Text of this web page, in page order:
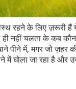
रहने के लिए ज़रूरी
नहीं चलता के कब
पीने में, मगर जो ज़हर
में घोला जा रहा है और